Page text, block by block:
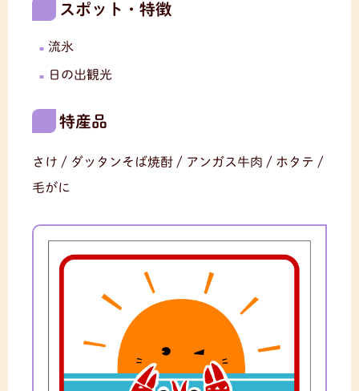
スポット・特徴
流氷
日の出観光
特産品
さけ / ダッタンそば焼酎 / アンガス牛肉 / ホタテ /
毛がに